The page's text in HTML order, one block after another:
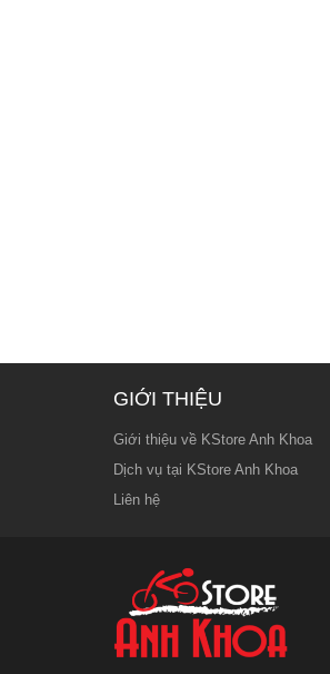
GIỚI THIỆU
Giới thiệu về KStore Anh Khoa
Dịch vụ tại KStore Anh Khoa
Liên hệ